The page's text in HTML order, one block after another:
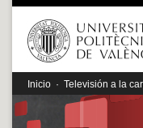
Inicio · Televisión a la